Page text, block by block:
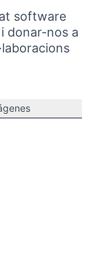
software
donar-nos a